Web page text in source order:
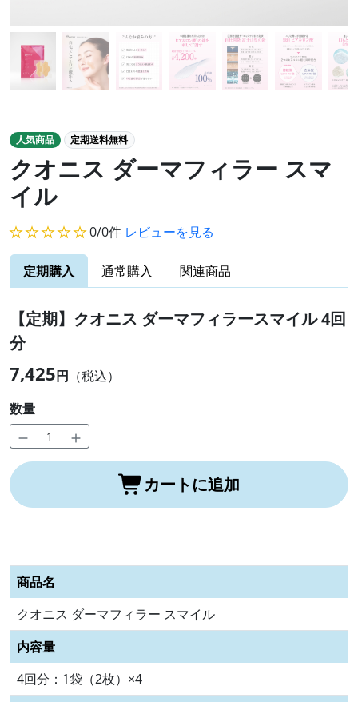
人気商品 定期送料無料
クオニス ダーマフィラー スマ
イル
★★★★★0/0件 レビューを見る
定期購入 通常購入 関連商品
【定期】クオニス ダーマフィラースマイル 4回
分
7,425円 （税込）
数量
カートに追加
商品名
クオニス ダーマフィラー スマイル
内容量
4回分：1袋（2枚）×4